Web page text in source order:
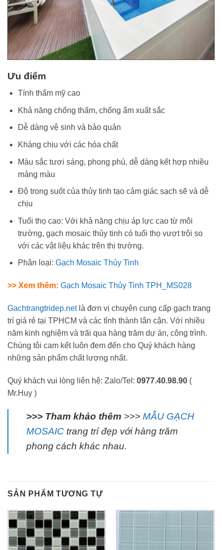
Ưu điểm
Tính thẩm mỹ cao
Khả năng chống thấm, chống ẩm xuất sắc
Dễ dàng vệ sinh và bảo quản
Kháng chịu với các hóa chất
Màu sắc tươi sáng, phong phú, dễ dàng kết hợp nhiều
mảng màu
Độ trong suốt của thủy tinh tạo cảm giác sạch sẽ và dễ
chịu
Tuổi thọ cao: Với khả năng chịu áp lực cao từ môi
trường, gạch mosaic thủy tinh có tuổi thọ vượt trội so
với các vật liệu khác trên thị trường.
Phân loại: Gạch Mosaic Thủy Tinh
>> Xem thêm: Gạch Mosaic Thủy Tinh TPH_MS028
Gachtrangtridep.netlà đơn vị chuyên cung cấp gạch trang
trí giá rẻ tại TPHCM và các tỉnh thành lân cận. Với nhiều
năm kinh nghiệm và trãi qua hàng trăm dự án, công trình.
Chúng tôi cam kết luôn đem đến cho Quý khách hàng
những sản phẩm chất lượng nhất.
Quý khách vui lòng liên hệ: Zalo/Tel: 0977.40.98.90 (
Mr.Huy )
>>> Tham khảo thêm >>> MẪU GẠCH
MOSAIC trang trí đẹp với hàng trăm
phong cách khác nhau.
SẢN PHẨM TƯƠNG TỰ